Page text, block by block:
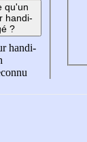
qu'un
handi-
?
handi-